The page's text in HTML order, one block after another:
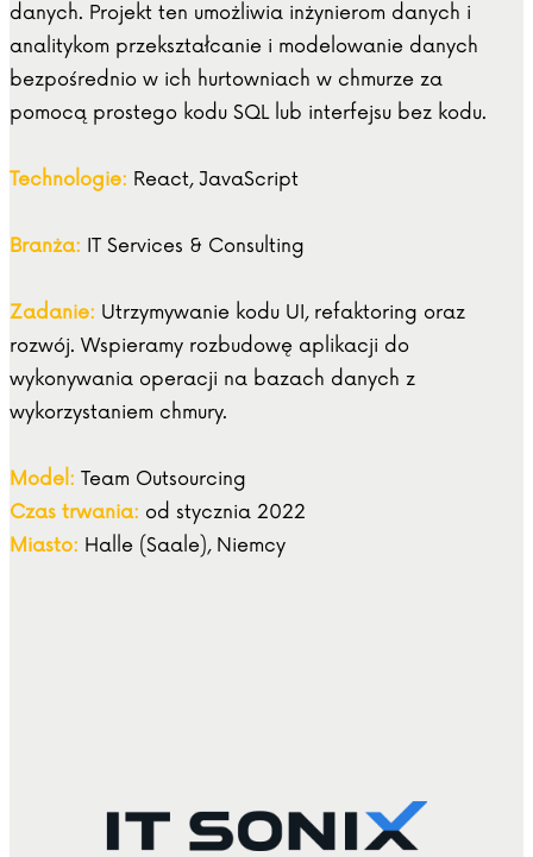
danych. Projekt ten umożliwia inżynierom danych i
analitykom przekształcanie i modelowanie danych
bezpośrednio w ich hurtowniach w chmurze za
pomocą prostego kodu SQL lub interfejsu bez kodu.
Technologie: React, JavaScript
Branża: IT Services & Consulting
Zadanie: Utrzymywanie kodu UI, refaktoring oraz
rozwój. Wspieramy rozbudowę aplikacji do
wykonywania operacji na bazach danych z
wykorzystaniem chmury.
Model: Team Outsourcing
Czas trwania: od stycznia 2022
Miasto: Halle (Saale), Niemcy